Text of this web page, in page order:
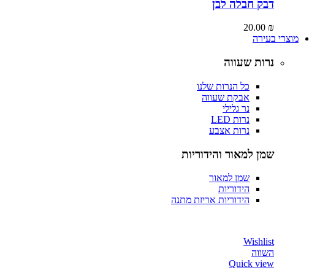
דבק חבלה לבן
20.00 ₪
מוצרי בעירה
נרות שעווה
כל הנרות שלנו
אבקת שעווה
נר גלילי
נרות LED
נרות אצבע
שמן למאור והידוריות
שמן למאור
הידוריות
הידוריות אריזת מתנה
Wishlist
השווה
Quick view